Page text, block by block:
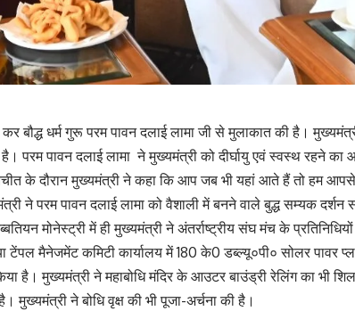
बौद्ध धर्म गुरू परम पावन दलाई लामा जी से मुलाकात की है।
परम पावन दलाई लामा ने मुख्यमंत्री को दीर्घायु एवं स्वस्थ रहने का
के दौरान मुख्यमंत्री ने कहा कि आप जब भी यहां आते हैं तो हम
ने परम पावन दलाई लामा को वैशाली में बनने वाले बुद्ध सम्यक
मोनेस्ट्री में ही मुख्यमंत्री ने अंतर्राष्ट्रीय संघ मंच के
टेंपल मैनेजमेंट कमिटी कार्यालय में 180 के0 डब्ल्यू०पी० सोलर
है। मुख्यमंत्री ने महाबोधि मंदिर के आउटर बाउंड्री रेलिंग का भी
मुख्यमंत्री ने बोधि वृक्ष की भी पूजा-अर्चना की है।